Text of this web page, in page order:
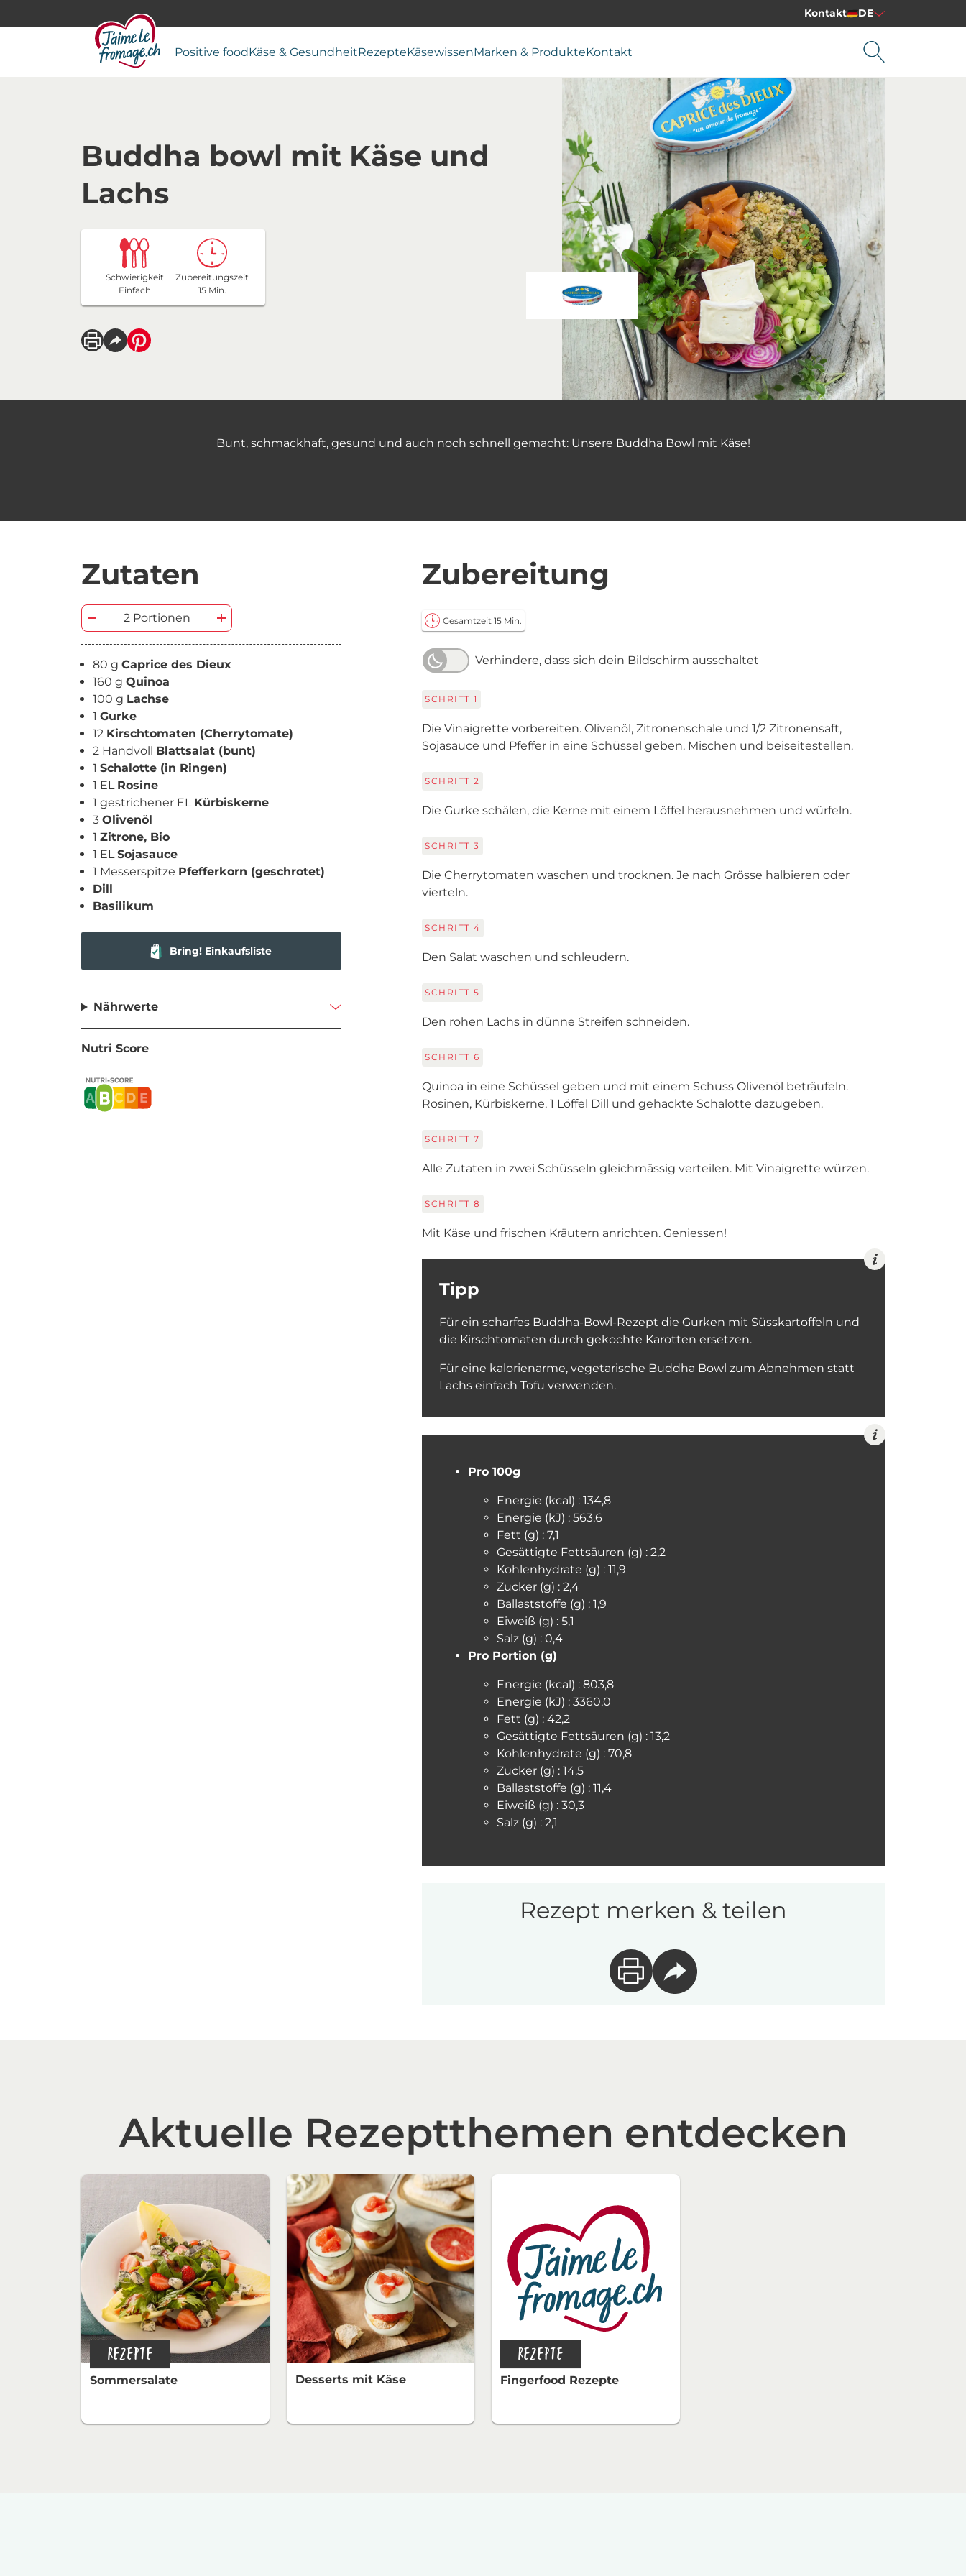
Kontakt DE
Positive foodKäse & GesundheitRezepteKäsewissenMarken & ProdukteKontakt
Buddha bowl mit Käse und
Lachs
Schwierigkeit
Einfach
Zubereitungszeit
15 Min.
Bunt, schmackhaft, gesund und auch noch schnell gemacht: Unsere Buddha Bowl mit Käse!
Zutaten
2 Portionen
80 g Caprice des Dieux
160 g Quinoa
100 g Lachse
1 Gurke
12 Kirschtomaten (Cherrytomate)
2 Handvoll Blattsalat (bunt)
1 Schalotte (in Ringen)
1 EL Rosine
1 gestrichener EL Kürbiskerne
3 Olivenöl
1 Zitrone, Bio
1 ELSojasauce
1 Messerspitze Pfefferkorn (geschrotet)
Dill
Basilikum
Bring! Einkaufsliste
Nährwerte
Nutri Score
Zubereitung
Gesamtzeit 15 Min.
Verhindere, dass sich dein Bildschirm ausschaltet
SCHRITT 1
Die Vinaigrette vorbereiten. Olivenöl, Zitronenschale und 1/2 Zitronensaft,
Sojasauce und Pfeffer in eine Schüssel geben. Mischen und beiseitestellen.
SCHRITT 2
Die Gurke schälen, die Kerne mit einem Löffel herausnehmen und würfeln.
SCHRITT 3
Die Cherrytomaten waschen und trocknen. Je nach Grösse halbieren oder
vierteln.
SCHRITT 4
Den Salat waschen und schleudern.
SCHRITT 5
Den rohen Lachs in dünne Streifen schneiden.
SCHRITT 6
Quinoa in eine Schüssel geben und mit einem Schuss Olivenöl beträufeln.
Rosinen, Kürbiskerne, 1 Löffel Dill und gehackte Schalotte dazugeben.
SCHRITT 7
Alle Zutaten in zwei Schüsseln gleichmässig verteilen. Mit Vinaigrette würzen.
SCHRITT 8
Mit Käse und frischen Kräutern anrichten. Geniessen!
Tipp
Für ein scharfes Buddha-Bowl-Rezept die Gurken mit Süsskartoffeln und
die Kirschtomaten durch gekochte Karotten ersetzen.
Für eine kalorienarme, vegetarische Buddha Bowl zum Abnehmen statt
Lachs einfach Tofu verwenden.
Pro 100g
Energie (kcal) : 134,8
Energie (kJ) : 563,6
Fett (g) : 7,1
Gesättigte Fettsäuren (g) : 2,2
Kohlenhydrate (g) : 11,9
Zucker (g) : 2,4
Ballaststoffe (g) : 1,9
Eiweiß (g) : 5,1
Salz (g) : 0,4
Pro Portion (g)
Energie (kcal) : 803,8
Energie (kJ) : 3360,0
Fett (g) : 42,2
Gesättigte Fettsäuren (g) : 13,2
Kohlenhydrate (g) : 70,8
Zucker (g) : 14,5
Ballaststoffe (g) : 11,4
Eiweiß (g) : 30,3
Salz (g) : 2,1
Rezept merken & teilen
Aktuelle Rezeptthemen entdecken
REZEPTE
Sommersalate Desserts mit Käse
REZEPTE
Fingerfood Rezepte